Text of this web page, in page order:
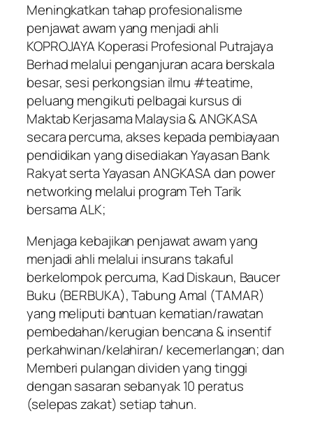
Meningkatkan tahap profesionalisme
penjawat awam yang menjadi ahli
KOPROJAYA Koperasi Profesional Putrajaya
Berhad melalui penganjuran acara berskala
besar, sesi perkongsian ilmu #teatime,
peluang mengikuti pelbagai kursus di
Maktab Kerjasama Malaysia & ANGKASA
secara percuma, akses kepada pembiayaan
pendidikan yang disediakan Yayasan Bank
Rakyat serta Yayasan ANGKASA dan power
networking melalui program Teh Tarik
bersama ALK;
Menjaga kebajikan penjawat awam yang
menjadi ahli melalui insurans takaful
berkelompok percuma, Kad Diskaun, Baucer
Buku (BERBUKA), Tabung Amal (TAMAR)
yang meliputi bantuan kematian/rawatan
pembedahan/kerugian bencana & insentif
perkahwinan/kelahiran/ kecemerlangan; dan
Memberi pulangan dividen yang tinggi
dengan sasaran sebanyak 10 peratus
(selepas zakat) setiap tahun.